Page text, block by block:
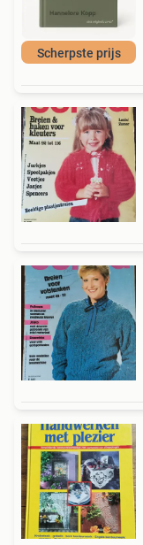
Scherpste prijs